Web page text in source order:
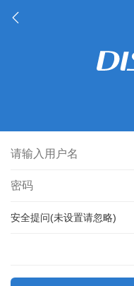
安全提问(未设置请忽略)